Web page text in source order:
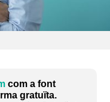
com a font
gratuïta.